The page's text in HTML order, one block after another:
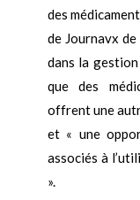
des
de Journavx
dans la
que des
offrent une
et « une
associés à
».